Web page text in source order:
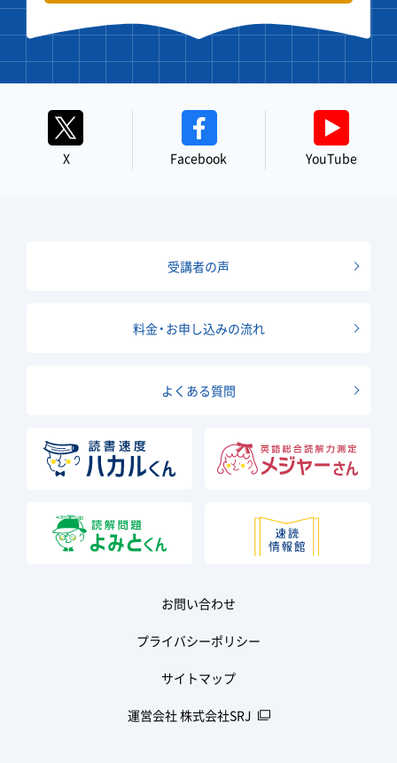
X Facebook YouTube
受講者の声
料金・お申し込みの流れ
よくある質問
お問い合わせ
プライバシーポリシー
サイトマップ
運営会社 株式会社SRJ